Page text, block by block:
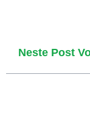
Neste Post